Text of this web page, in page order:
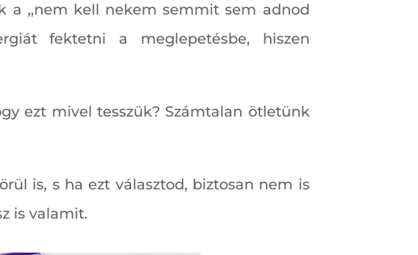
a ,,nem kell nekem semmit sem adnod
fektetni a meglepetésbe, hiszen
ezt mivel tesszük? Számtalan ötletünk
is, s ha ezt választod, biztosan nem is
is valamit.